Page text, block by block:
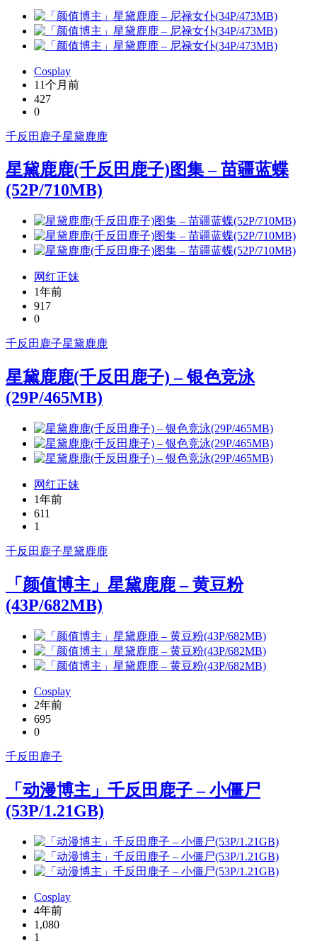
Cosplay
11个月前
427
0
千反田鹿子星黛鹿鹿
星黛鹿鹿(千反田鹿子)图集 – 苗疆蓝蝶
(52P/710MB)
网红正妹
1年前
917
0
千反田鹿子星黛鹿鹿
星黛鹿鹿(千反田鹿子) – 银色竞泳
(29P/465MB)
网红正妹
1年前
611
1
千反田鹿子星黛鹿鹿
「颜值博主」星黛鹿鹿 – 黄豆粉
(43P/682MB)
Cosplay
2年前
695
0
千反田鹿子
「动漫博主」千反田鹿子 – 小僵尸
(53P/1.21GB)
Cosplay
4年前
1,080
1